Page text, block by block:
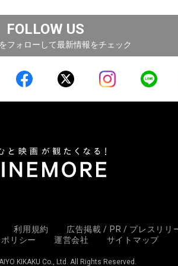
FOLLOW US
フォローして最新情報をチェック
利用規約
広告掲載 / PR / プレスリリ
リシー
運営会社 サイトマップ
KIKAKU Co., Ltd. All Rights Reserved.